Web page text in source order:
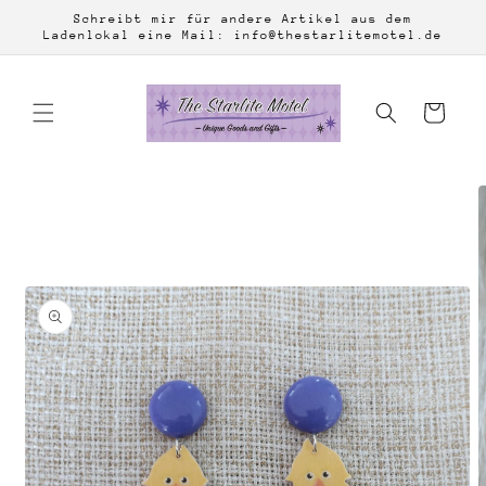
Inhalt
Schreibt mir für andere Artikel aus dem
Ladenlokal eine Mail: info@thestarlitemotel.de
Warenkorb